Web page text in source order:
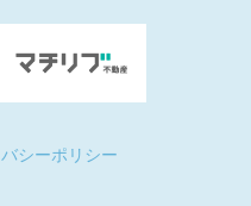
シーポリシー